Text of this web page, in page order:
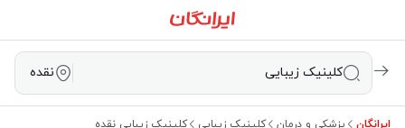
کلینیک زیبایی نقده
ایرانگان پزشکی و درمان کلینیک زیبایی کلینیک زیبایی نقده